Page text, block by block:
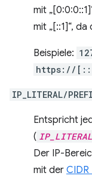
mit
mit „[::1]“,
Beispiele:
https://
IP_LITERAL/
Entspricht
( IP_LITERAL
Der IP-
mit der